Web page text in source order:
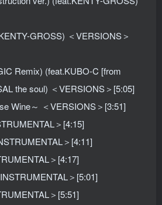
GROSS) ＜VERSIONS＞
Remix) (feat.KUBO-C [from
the soul) ＜VERSIONS＞[5:05]
Wine～ ＜VERSIONS＞[3:51]
＞[4:15]
＞[4:11]
＞[4:17]
＞[5:01]
＞[5:51]